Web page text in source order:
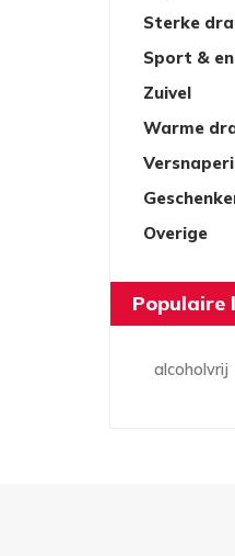
Sterke
Sport &
Zuivel
Warme
Overige
Populaire
alcoholvrij